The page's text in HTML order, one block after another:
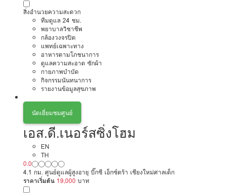
สิ่งอำนวยความสะดวก
ทีมดูแล 24 ชม.
พยาบาลวิชาชีพ
กล้องวงจรปิด
แพทย์เฉพาะทาง
อาหารตามโภชนาการ
ดูแลความสะอาด ซักผ้า
กายภาพบำบัด
กิจกรรมนันทนาการ
รายงานข้อมูลสุขภาพ
นัดเยี่ยมชมศูนย์
เอส.ดี.เนอร์สซิ่งโฮม
EN
TH
0.0
4.1 กม. ศูนย์ดูแลผู้สูงอายุ บิ๊กซี เอ็กซ์ตร้า เชียงใหม่ศาลเด็ก
ราคาเริ่มต้น 19,000 บาท